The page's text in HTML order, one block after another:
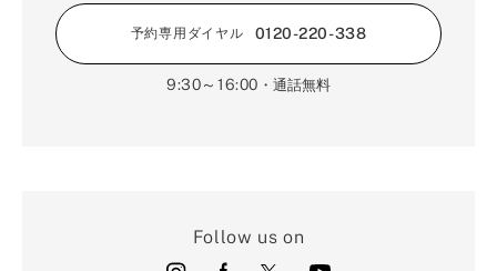
予約専用ダイヤル 0120-220-338
9:30～16:00 ・通話無料
Follow us on